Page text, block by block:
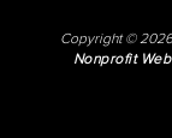
Copyright ©
Nonprofit